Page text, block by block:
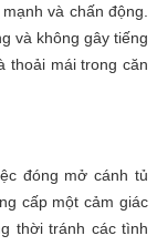
và chấn động.
và không gây tiếng
thoải mái trong căn
đóng mở cánh tủ
cấp một cảm giác
thời tránh các tình